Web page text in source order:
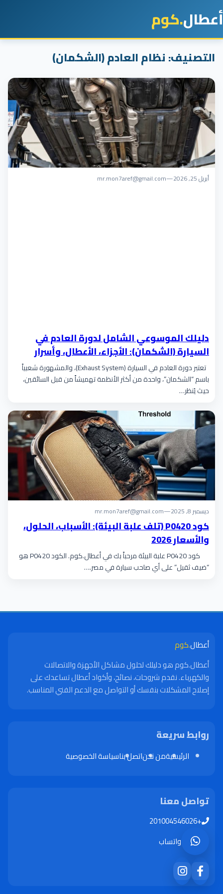
أعطال.كوم
التصنيف:نظام العادم (الشكمان)
أبريل 25, 2026 —
mr.mon7aref@gmail.com
دليلك الموسوعي الشامل لدورة العادم في
السيارة (الشكمان): الأجزاء، الأعطال، وأسرار
الأداء
تعتبر دورة العادم في السيارة (Exhaust System)، والمشهورة شعبياً
باسم “الشكمان”، واحدة من أكثر الأنظمة تهميشاً من قبل السائقين،
حيث يُنظر…
ديسمبر 8, 2025 —
mr.mon7aref@gmail.com
كود P0420 (تلف علبة البيئة): الأسباب، الحلول،
والأسعار 2026
كود P0420 علبة البيئة مرحباً بك في أعطال.كوم. الكود P0420 هو
“ضيف ثقيل” على أي صاحب سيارة في مصر.…
أعطال.كوم
أعطال.كوم هو دليلك لحلول مشاكل الأجهزة والاتصالات
والكهرباء. نقدم شروحات، نصائح، وأكواد أعطال تساعدك على
إصلاح المشكلات بنفسك أو التواصل مع الدعم الفني المناسب.
روابط سريعة
الرئيسيةمن نحناتصل بناسياسة الخصوصية
تواصل معنا
+201004546026
واتساب